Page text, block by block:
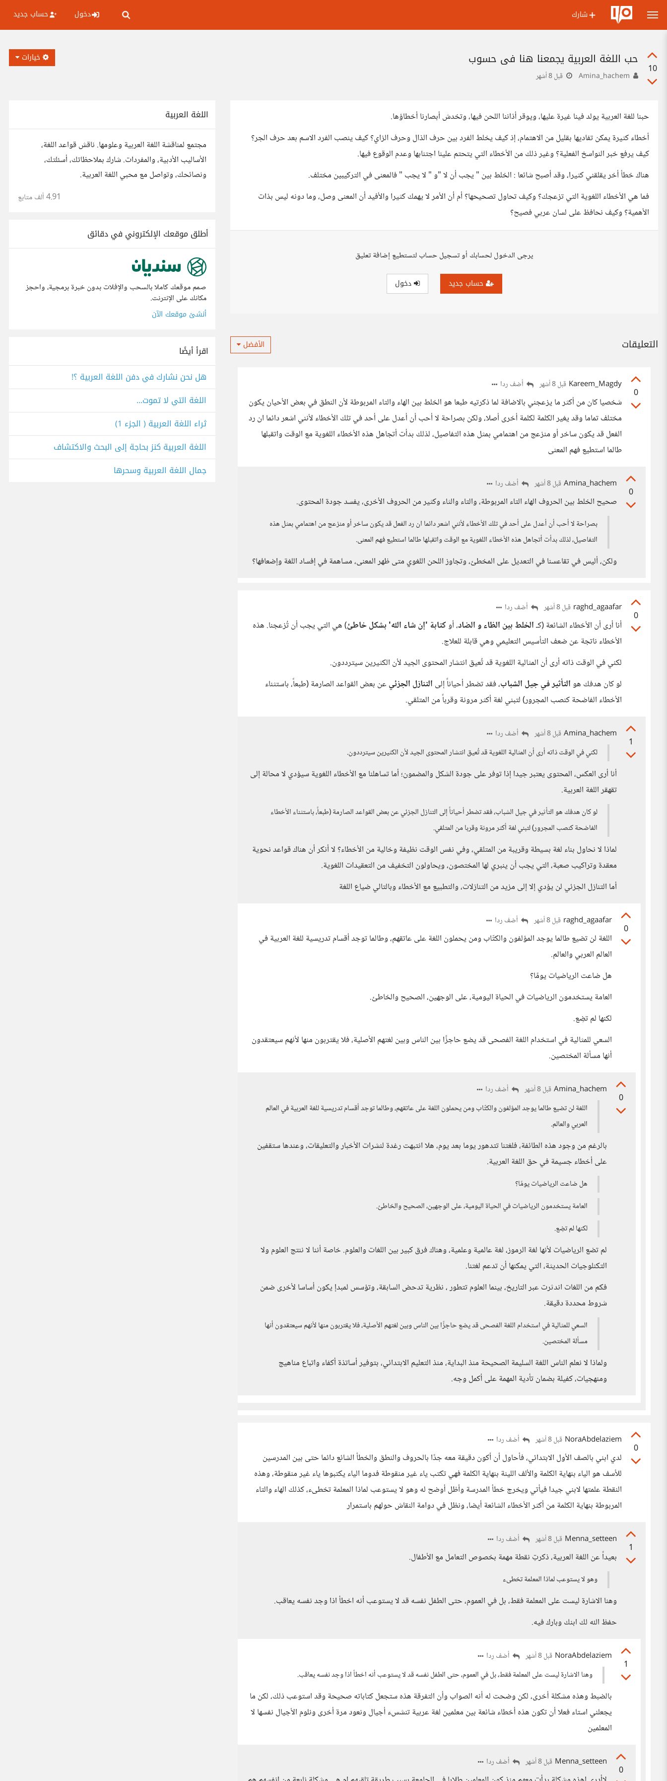
شارك دخول حساب جديد
10
حب اللغة العربية يجمعنا هنا في حسوب
قبل 8 أشهر
خيارات
حبنا للغة العربية يولد فينا غيرة عليها، ويوقر أذاننا اللحن فيها، وتخدش أبصارنا أخطاؤها.
أخطاء كثيرة يمكن تفاديها بقليل من الاهتمام، إذ كيف يخلط الفرد بين حرف الذال وحرف الزاي؟ كيف ينصب الفرد الاسم بعد حرف الجر؟
كيف يرفع خبر النواسخ الفعلية؟ وغير ذلك من الأخطاء التي يتحتم علينا اجتنابها وعدم الوقوع فيها.
هناك خطأ أخر يقلقني كثيرا، وقد أصبح شائعا : الخلط بين " يجب أن لا "و " لا يجب " فالمعنى في التركيبين مختلف.
فما هي الأخطاء اللغوية التي تزعجك؟ وكيف تحاول تصحيحها؟ أم أن الأمر لا يهمك كثيرا والأفيد أن المعنى وصل، وما دونه ليس بذات
الأهمية؟ وكيف نحافظ على لسان عربي فصيح؟
يرجى الدخول لحسابك أو تسجيل حساب لتستطيع إضافة تعليق
حساب جديد دخول
التعليقات الأفضل
0
Kareem_Magdy قبل 8 أشهر أضف ردا
شخصيا كان من أكثر ما يزعجني بالاضافة لما ذكرتيه طبعا هو الخلط بين الهاء والتاء المربوطة لأن النطق في بعض الأحيان يكون
مختلف تماما وقد يغير الكلمة لكلمة أخرى أصلا، ولكن بصراحة لا أحب أن أعدل على أحد في تلك الأخطاء لأنني اشعر دائما ان رد
الفعل قد يكون ساخر أو منزعج من اهتمامي بمثل هذه التفاصيل، لذلك بدأت أتجاهل هذه الأخطاء اللغوية مع الوقت واتقبلها
طالما استطيع فهم المعنى
0
Amina_hachem قبل 8 أشهر أضف ردا
صحيح الخلط بين الحروف الهاء التاء المربوطة، والتاء والثاء وكثير من الحروف الأخرى، يفسد جودة المحتوى.
بصراحة لا أحب أن أعدل على أحد في تلك الأخطاء لأنني اشعر دائما ان رد الفعل قد يكون ساخر أو منزعج من اهتمامي بمثل هذه
التفاصيل، لذلك بدأت أتجاهل هذه الأخطاء اللغوية مع الوقت واتقبلها طالما استطيع فهم المعنى.
ولكن، أليس في تقاعسنا في التعديل على المخطئ، وتجاوز اللحن اللغوي متى ظهر المعنى، مساهمة في إفساد اللغة وإضعافها؟
0
raghd_agaafar قبل 8 أشهر أضف ردا
أنا أرى أن الأخطاء الشائعة (كـالخلط بين الظاء و الضاد، أوكتابة 'إن شاء الله' بشكل خاطئ) هي التي يجب أن تُزعجنا. هذه
الأخطاء ناتجة عن ضعف التأسيس التعليمي وهي قابلة للعلاج.
لكني في الوقت ذاته أرى أن المثالية اللغوية قد تُعيق انتشار المحتوى الجيد لأن الكثيرين سيترددون.
لو كان هدفك هوالتأثير في جيل الشباب، فقد تضطر أحياناً إلى التنازل الجزئي عن بعض القواعد الصارمة (طبعاً، باستثناء
الأخطاء الفاضحة كنصب المجرور) لتبني لغة أكثر مرونة وقرباً من المتلقي.
1
Amina_hachem قبل 8 أشهر
أضف ردا
لكني في الوقت ذاته أرى أن المثالية اللغوية قد تُعيق انتشار المحتوى الجيد لأن الكثيرين سيترددون.
أنا أرى العكس، المحتوى يعتبر جيدا إذا توفر على جودة الشكل والمضمون؛ أما تساهلنا مع الأخطاء اللغوية سيؤدي لا محالة إلى
تقهقر اللغة العربية.
لو كان هدفك هو التأثير في جيل الشباب، فقد تضطر أحياناً إلى التنازل الجزئي عن بعض القواعد الصارمة (طبعاً، باستثناء الأخطاء
الفاضحة كنصب المجرور) لتبني لغة أكثر مرونة وقربا من المتلقي.
لماذا لا نحاول بناء لغة بسيطة وقريبة من المتلقي، وفي نفس الوقت نظيفة وخالية من الأخطاء؟ لا أنكر أن هناك قواعد نحوية
معقدة وتراكيب صعبة، التي يجب أن ينبري لها المختصون، ويحاولون التخفيف من التعقيدات اللغوية.
أما التنازل الجزئي لن يؤدي إلا إلى مزيد من التنازلات، والتطبيع مع الأخطاء وبالتالي ضياع اللغة
0
raghd_agaafar قبل 8 أشهر أضف ردا
اللغة لن تضيع طالما يوجد المؤلفون والكتّاب ومن يحملون اللغة على عاتقهم، وطالما توجد أقسام تدريسية للغة العربية في
العالم العربي والعالم.
هل ضاعت الرياضيات يومًا؟
العامة يستخدمون الرياضيات في الحياة اليومية، على الوجهين، الصحيح والخاطئ.
لكنها لم تضِع.
السعي للمثالية في استخدام اللغة الفصحى قد يضع حاجزًا بين الناس وبين لغتهم الأصلية، فلا يقتربون منها لأنهم سيعتقدون
أنها مسألة المختصين.
0
Amina_hachem قبل 8 أشهر
أضف ردا
اللغة لن تضيع طالما يوجد المؤلفون والكتّاب ومن يحملون اللغة على عاتقهم، وطالما توجد أقسام تدريسية للغة العربية في العالم
العربي والعالم.
بالرغم من وجود هذه الطائفة، فلغتنا تتدهور يوما بعد يوم، هلا انتبهت رغدة لنشرات الأخبار والتعليقات، وعندها ستقفين
على أخطاء جسيمة في حق اللغة العربية.
هل ضاعت الرياضيات يومًا؟
العامة يستخدمون الرياضيات في الحياة اليومية، على الوجهين، الصحيح والخاطئ.
لكنها لم تضِع.
لم تضع الرياضيات لأنها لغة الرموز، لغة عالمية وعلمية، وهناك فرق كبير بين اللغات والعلوم. خاصة أننا لا ننتج العلوم ولا
التكنلوجيات الحديثة، التي يمكنها أن تدعم لغتنا.
فكم من اللغات اندثرت عبر التاريخ، بينما العلوم تتطور ، نظرية تدحض السابقة، وتؤسس لمبدإ يكون أساسا لأخرى ضمن
شروط محددة دقيقة.
السعي للمثالية في استخدام اللغة الفصحى قد يضع حاجزًا بين الناس وبين لغتهم الأصلية، فلا يقتربون منها لأنهم سيعتقدون أنها
مسألة المختصين.
ولماذا لا نعلم الناس اللغة السليمة الصحيحة منذ البداية، منذ التعليم الابتدائي، بتوفير أساتذة أكفاء واتباع مناهيج
ومنهجيات، كفيلة بضمان تأدية المهمة على أكمل وجه.
0
NoraAbdelaziem قبل 8 أشهر أضف ردا
لدي ابني بالصف الأول الابتدائي، فأحاول أن أكون دقيقة معه جدًا بالحروف والنطق والخطأ الشائع دائما حتى بين المدرسين
للأسف هو الياء بنهاية الكلمة والألف اللينة بنهاية الكلمة فهي تكتب ياء غير منقوطة فدوما الياء يكتبوها ياء غير منقوطة، وهذه
النقطة علمتها لابني جيدا فيأتي ويخرج خطأ المدرسة وأظل أوضح له وهو لا يستوعب لماذا المعلمة تخطىء، كذلك الهاء والتاء
المربوطة بنهاية الكلمة من أكثر الأخطاء الشائعة أيضا، ونظل في دوامة النقاش حولهم باستمرار
1
Menna_setteen قبل 8 أشهر أضف ردا
بعيداً عن اللغة العربية، ذكرتِ نقطة مهمة بخصوص التعامل مع الأطفال.
وهو لا يستوعب لماذا المعلمة تخطىء
وهنا الاشارة ليست على المعلمة فقط، بل في العموم، حتى الطفل نفسه قد لا يستوعب أنه اخطأ اذا وجد نفسه يعاقب.
حفظ الله لك ابنك وبارك فيه.
1
NoraAbdelaziem قبل 8 أشهر
أضف ردا
وهنا الاشارة ليست على المعلمة فقط، بل في العموم، حتى الطفل نفسه قد لا يستوعب أنه اخطأ اذا وجد نفسه يعاقب.
بالضبط وهذه مشكلة أخرى، لكن وضحت له أنه الصواب وأن التفرقة هذه ستجعل كتاباته صحيحة وقد استوعب ذلك، لكن ما
يجعلني استاء فعلا أن تكون هذه أخطاء شائعة بين معلمين لغة عربية تنشسء أجيال ونعود مرة أخرى ونلوم الأجيال نفسها لا
المعلمين
0
Menna_setteen قبل 8 أشهر أضف ردا
اللغة العربية
مجتمع لمناقشة اللغة العربية وعلومها. ناقش قواعد اللغة،
الأساليب الأدبية، والمفردات. شارك بملاحظاتك، أسئلتك،
ونصائحك، وتواصل مع محبي اللغة العربية.
4.91 ألف متابع
أطلق موقعك الإلكتروني في دقائق
صمم موقعك كاملا بالسحب والإفلات بدون خبرة برمجية، واحجز
مكانك على الإنترنت.
أنشئ موقعك الآن
اقرأ أيضًا
هل نحن نشارك في دفن اللغة العربية ؟!
اللغة التي لا تموت...
ثراء اللغة العربية ( الجزء 1)
اللغة العربية كنز بحاجة إلى البحث والاكتشاف
جمال اللغة العربية وسحرها